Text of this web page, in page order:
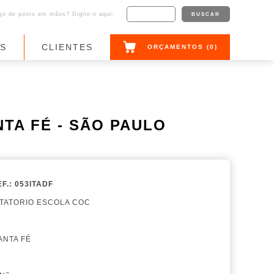
de ponto em mãos? Digite-o aqui:
CLIENTES ORÇAMENTOS (0)
FÉ - SÃO PAULO
053ITADF
ESCOLA COC
FÉ